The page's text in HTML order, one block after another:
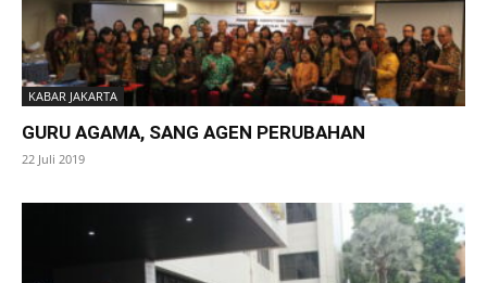
KABAR JAKARTA
GURU AGAMA, SANG AGEN PERUBAHAN
22 Juli 2019